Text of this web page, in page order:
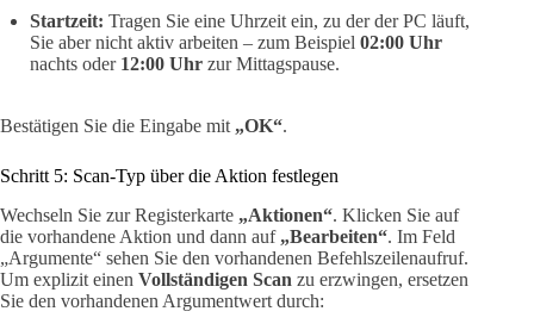
Startzeit: Tragen Sie eine Uhrzeit ein, zu der der PC läuft,
Sie aber nicht aktiv arbeiten – zum Beispiel 02:00 Uhr
nachts oder 12:00 Uhr zur Mittagspause.
Bestätigen Sie die Eingabe mit „OK“.
Schritt 5: Scan-Typ über die Aktion festlegen
Wechseln Sie zur Registerkarte „Aktionen“. Klicken Sie auf
die vorhandene Aktion und dann auf „Bearbeiten“. Im Feld
„Argumente“ sehen Sie den vorhandenen Befehlszeilenaufruf.
Um explizit einen Vollständigen Scan zu erzwingen, ersetzen
Sie den vorhandenen Argumentwert durch: